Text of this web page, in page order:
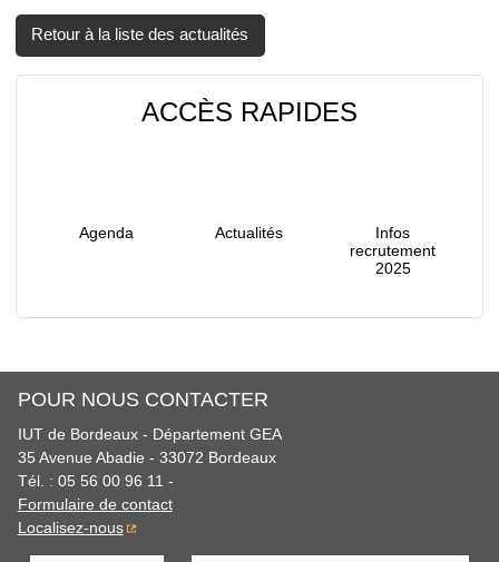
Retour à la liste des actualités
ACCÈS RAPIDES
Agenda Actualités
Infos
recrutement
2025
POUR NOUS CONTACTER
IUT de Bordeaux - Département GEA
35 Avenue Abadie - 33072 Bordeaux
Tél. : 05 56 00 96 11 -
Formulaire de contact
Localisez-nous